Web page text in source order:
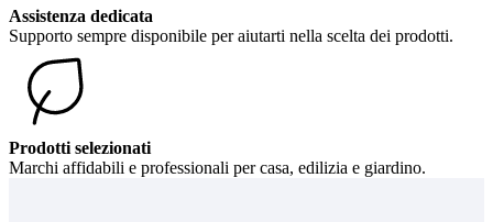
Assistenza dedicata
Supporto sempre disponibile per aiutarti nella scelta dei prodotti.
Prodotti selezionati
Marchi affidabili e professionali per casa, edilizia e giardino.